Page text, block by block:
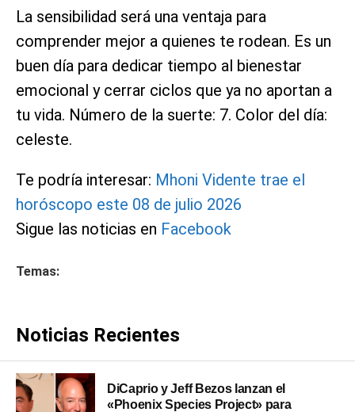
La sensibilidad será una ventaja para
comprender mejor a quienes te rodean. Es un
buen día para dedicar tiempo al bienestar
emocional y cerrar ciclos que ya no aportan a
tu vida. Número de la suerte: 7. Color del día:
celeste.
Te podría interesar: Mhoni Vidente trae el
horóscopo este 08 de julio 2026
Sigue las noticias en Facebook
Temas:
Noticias Recientes
DiCaprio y Jeff Bezos lanzan el
«Phoenix Species Project» para